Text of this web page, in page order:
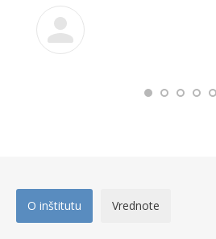
O inštitutu Vrednote